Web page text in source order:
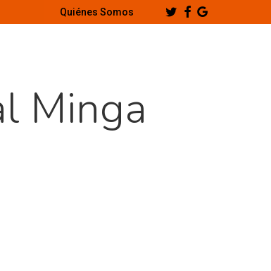
Quiénes Somos TwitterFacebook
Google-
Plus
Minga